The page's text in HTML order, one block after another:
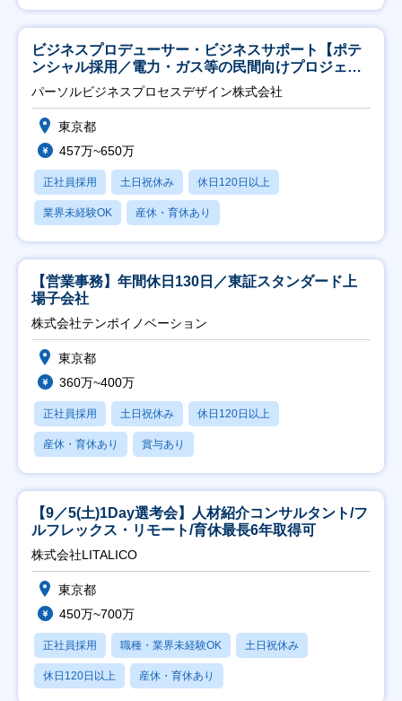
ビジネスプロデューサー・ビジネスサポート【ポテ
ンシャル採用／電力・ガス等の民間向けプロジェク
ト推進】
パーソルビジネスプロセスデザイン株式会社
東京都
457万~650万
正社員採用 土日祝休み 休日120日以上
業界未経験OK 産休・育休あり
【営業事務】年間休日130日／東証スタンダード上
場子会社
株式会社テンポイノベーション
東京都
360万~400万
正社員採用 土日祝休み 休日120日以上
産休・育休あり 賞与あり
【9／5(土)1Day選考会】人材紹介コンサルタント/フ
ルフレックス・リモート/育休最長6年取得可
株式会社LITALICO
東京都
450万~700万
正社員採用 職種・業界未経験OK 土日祝休み
休日120日以上 産休・育休あり